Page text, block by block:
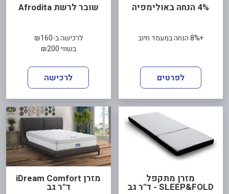
4% הנחה באולימפיה
+8% הנחה במעמד חיוב
לפרטים
שובר לרשת Afrodita
לרכישה ב-₪160
בשווי ₪200
לרכישה
מזרן מתקפל
SLEEP&FOLD - ד"ר גב
מזרן iDream Comfort
ד"ר גב